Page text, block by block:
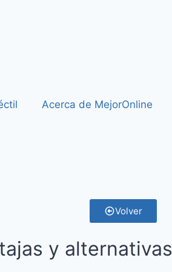
Acerca de MejorOnline
Volver
y alternativas